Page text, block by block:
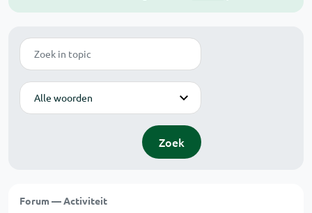
Zoek
Modus
Zoek
Forum — Activiteit